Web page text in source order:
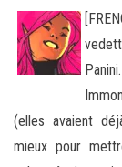
(elles avaient
mieux pour